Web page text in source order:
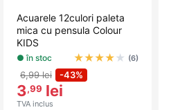
Acuarele 12culori paleta
mica cu pensula Colour
KIDS
● în stoc ★★★★ ★ (6)
6,99 lei -43%
3,99 lei
TVA inclus